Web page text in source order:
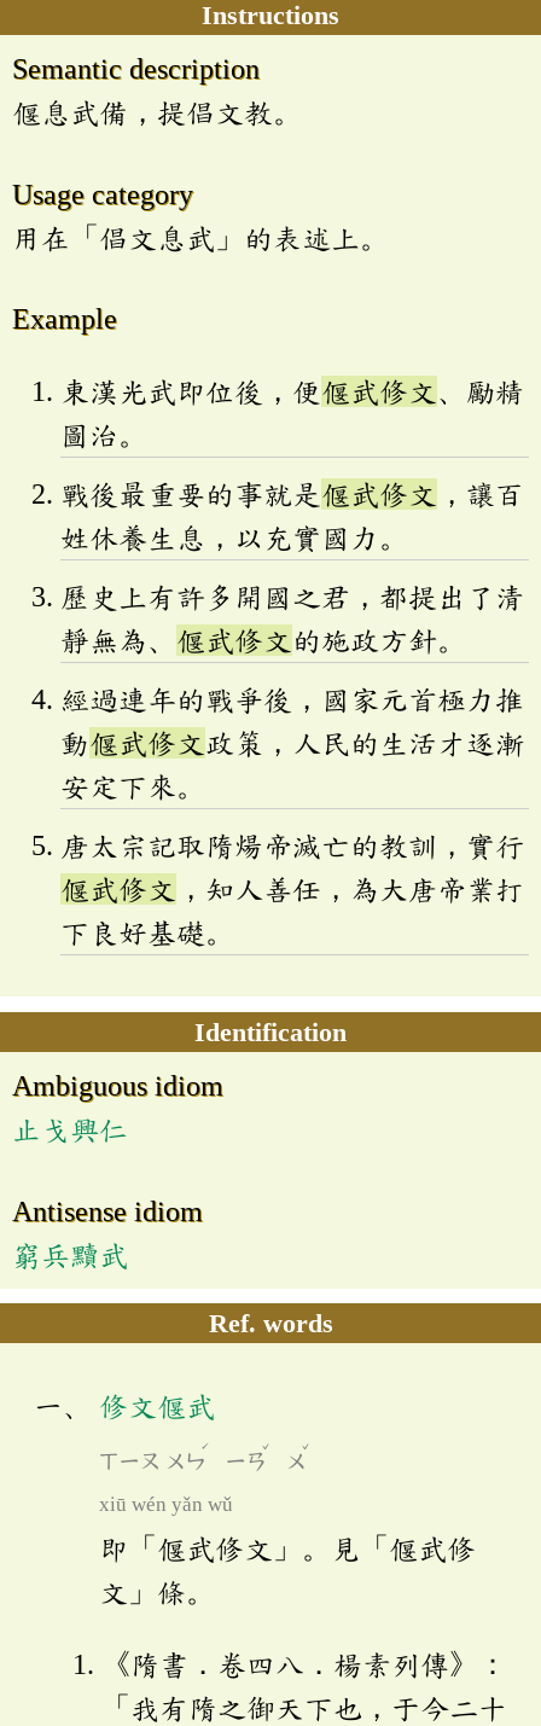
Instructions
Semantic description
偃息武備，提倡文教。
Usage category
用在「倡文息武」的表述上。
Example
東漢光武即位後，便偃武修文 、勵精
圖治。
戰後最重要的事就是偃武修文 ，讓百
姓休養生息，以充實國力。
歷史上有許多開國之君，都提出了清
靜無為、 偃武修文 的施政方針。
經過連年的戰爭後，國家元首極力推
動偃武修文政策，人民的生活才逐漸
安定下來。
唐太宗記取隋煬帝滅亡的教訓，實行
偃武修文 ，知人善任，為大唐帝業打
下良好基礎。
Identification
Ambiguous idiom
止戈興仁
Antisense idiom
窮兵黷武
Ref. words
修文偃武
ㄒㄧㄡ ㄨㄣ
ˊ
ㄧㄢ
ˇ
ㄨ
ˇ
xiū wén yǎn wǔ
即「偃武修文」。見「偃武修
文」條。
《隋書．卷四八．楊素列傳》：
「我有隋之御天下也，于今二十